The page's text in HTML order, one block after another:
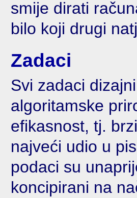
smije dirati
bilo koji drugi
Zadaci
Svi zadaci
algoritamske
efikasnost, tj.
najveći udio u
podaci su
koncipirani na